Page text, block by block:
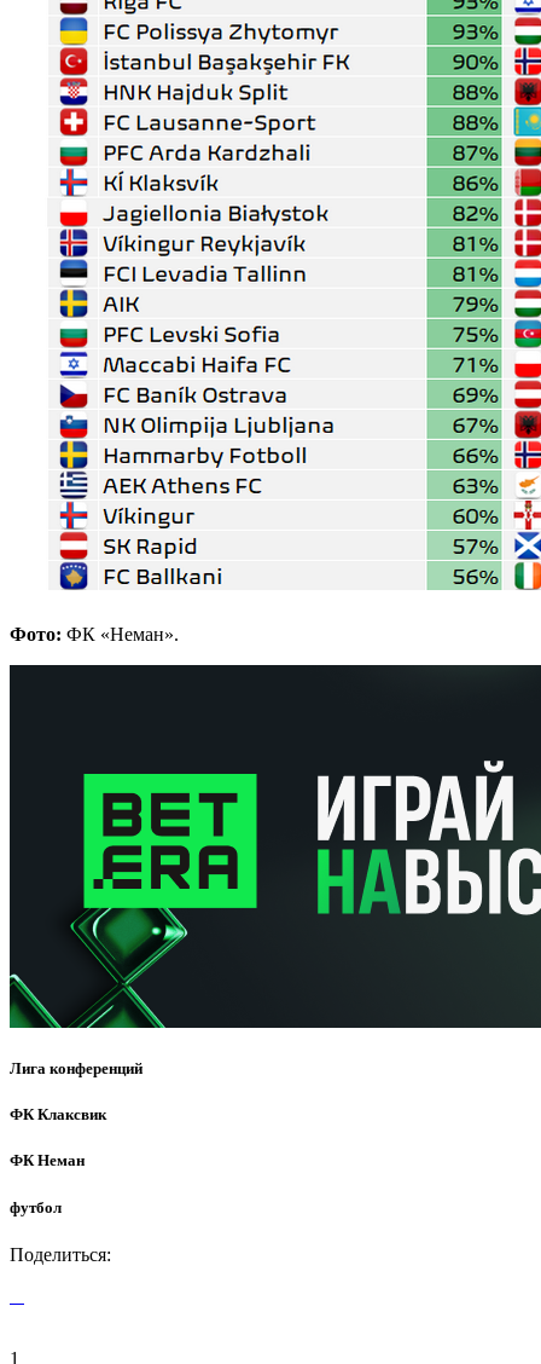
Фото: ФК «Неман».
Лига конференций
ФК Клаксвик
ФК Неман
футбол
Поделиться:
1